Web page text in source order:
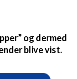
og dermed
blive vist.